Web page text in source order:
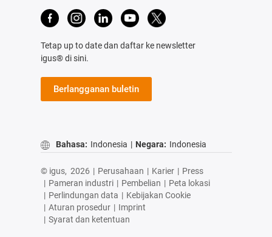
Tetap up to date dan daftar ke newsletter
igus® di sini.
Berlangganan buletin
Bahasa: Indonesia | Negara: Indonesia
© igus, 2026 | Perusahaan | Karier | Press
| Pameran industri | Pembelian | Peta lokasi
| Perlindungan data | Kebijakan Cookie
| Aturan prosedur | Imprint
| Syarat dan ketentuan